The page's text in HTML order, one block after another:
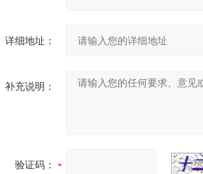
详细地址：
补充说明：
验证码：